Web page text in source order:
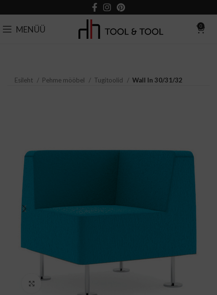
MENÜÜ 0
Esileht Pehme mööbel Tugitoolid Wall In 30/31/32